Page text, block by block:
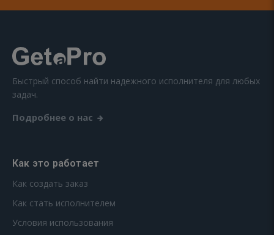
Быстрый способ найти надежного исполнителя для любых
задач.
Подробнее о нас
Как это работает
Как создать заказ
Как стать исполнителем
Условия использования